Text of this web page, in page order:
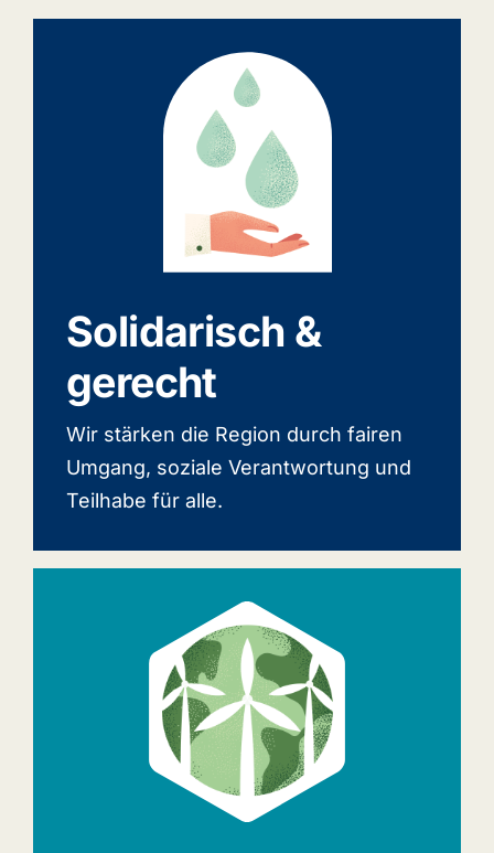
Solidarisch &
gerecht
Wir stärken die Region durch fairen
Umgang, soziale Verantwortung und
Teilhabe für alle.